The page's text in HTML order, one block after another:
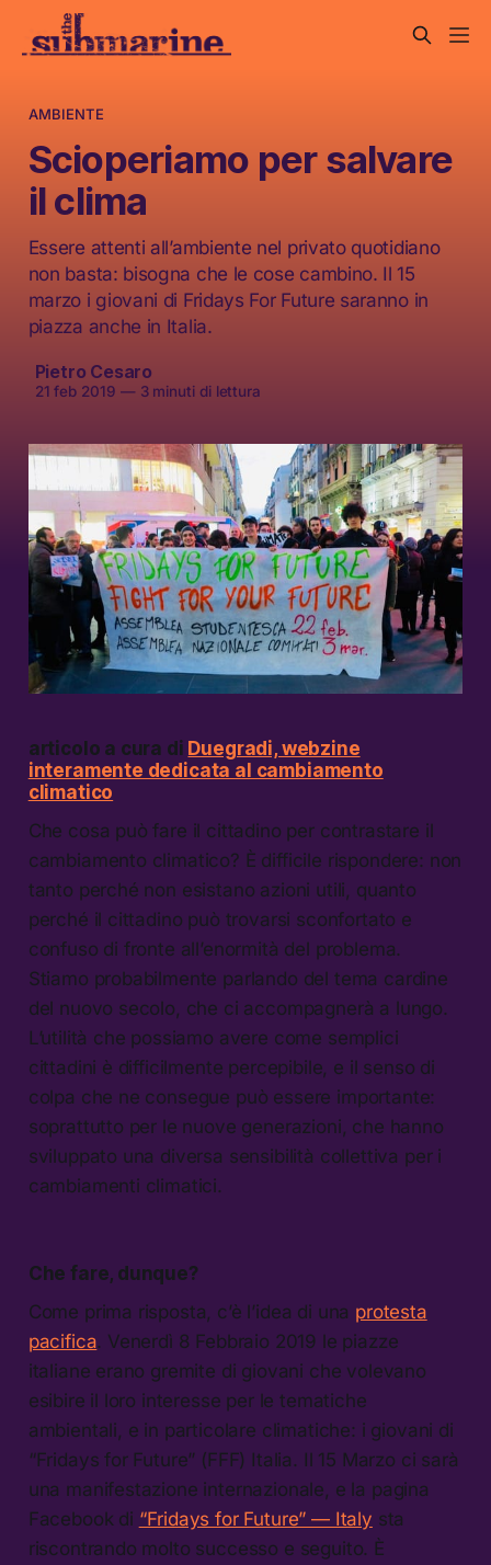
AMBIENTE
Scioperiamo per salvare
il clima
Essere attenti all’ambiente nel privato quotidiano
non basta: bisogna che le cose cambino. Il 15
marzo i giovani di Fridays For Future saranno in
piazza anche in Italia.
Pietro Cesaro
21 feb 2019 —3 minuti di lettura
articolo a cura di Duegradi, webzine
interamente dedicata al cambiamento
climatico
Che cosa può fare il cittadino per contrastare il
cambiamento climatico? È difficile rispondere: non
tanto perché non esistano azioni utili, quanto
perché il cittadino può trovarsi sconfortato e
confuso di fronte all’enormità del problema.
Stiamo probabilmente parlando del tema cardine
del nuovo secolo, che ci accompagnerà a lungo.
L’utilità che possiamo avere come semplici
cittadini è difficilmente percepibile, e il senso di
colpa che ne consegue può essere importante:
soprattutto per le nuove generazioni, che hanno
sviluppato una diversa sensibilità collettiva per i
cambiamenti climatici.
Che fare, dunque?
Come prima risposta, c’è l’idea di una protesta
pacifica. Venerdì 8 Febbraio 2019 le piazze
italiane erano gremite di giovani che volevano
esibire il loro interesse per le tematiche
ambientali, e in particolare climatiche: i giovani di
“Fridays for Future” (FFF) Italia. Il 15 Marzo ci sarà
una manifestazione internazionale, e la pagina
Facebook di “Fridays for Future” — Italy sta
riscontrando molto successo e seguito. È